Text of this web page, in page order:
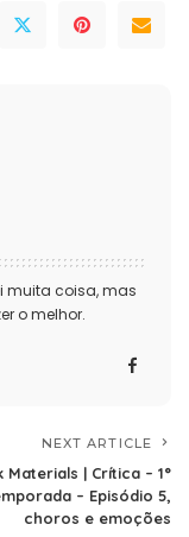
muita coisa, mas
o melhor.
NEXT ARTICLE
Materials | Crítica – 1°
– Episódio 5,
choros e emoções